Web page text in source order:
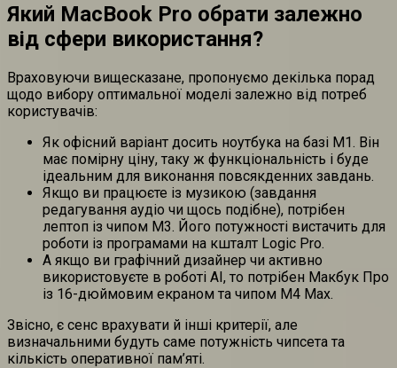
Який MacBook Pro обрати залежно
від сфери використання?
Враховуючи вищесказане, пропонуємо декілька порад
щодо вибору оптимальної моделі залежно від потреб
користувачів:
Як офісний варіант досить ноутбука на базі M1. Він
має помірну ціну, таку ж функціональність і буде
ідеальним для виконання повсякденних завдань.
Якщо ви працюєте із музикою (завдання
редагування аудіо чи щось подібне), потрібен
лептоп із чипом M3. Його потужності вистачить для
роботи із програмами на кшталт Logic Pro.
А якщо ви графічний дизайнер чи активно
використовуєте в роботі AI, то потрібен Макбук Про
із 16-дюймовим екраном та чипом M4 Max.
Звісно, є сенс врахувати й інші критерії, але
визначальними будуть саме потужність чипсета та
кількість оперативної пам’яті.